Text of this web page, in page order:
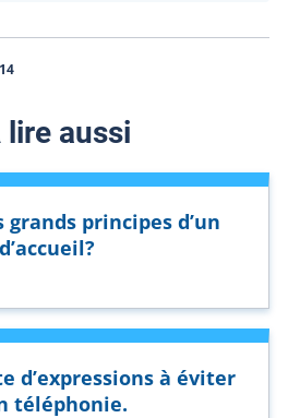
lire aussi
grands principes d’un
d’expressions à éviter
téléphonie.